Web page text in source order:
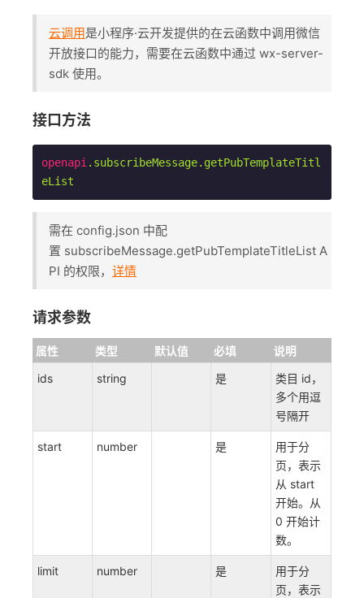
云调用是小程序·云开发提供的在云函数中调用微信
开放接口的能力，需要在云函数中通过 wx-server-
sdk 使用。
接口方法
openapi .subscribeMessage.getPubTemplateTitl
eList
需在 config.json 中配
置 subscribeMessage.getPubTemplateTitleList A
PI 的权限， 详情
请求参数
属性 类型 默认值 必填
说明
ids
string 是
类目 id，
多个用逗
号隔开
start number 是
用于分
页，表示
从 start
开始。从
0 开始计
数。
limit number 是
用于分
页，表示